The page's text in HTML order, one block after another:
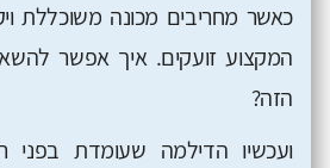
כאשר מחריבים מכונה משוכללת
המקצוע זועקים. איך אפשר
הזה?
ועכשיו הדילמה שעומדת